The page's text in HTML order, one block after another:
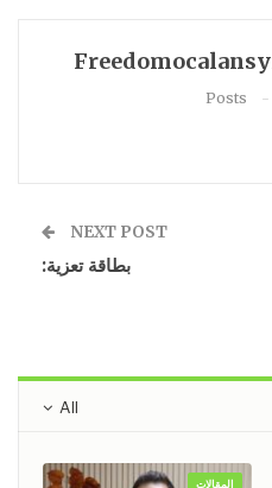
Posts
NEXT POST
بطاقة تعزية:
All
المقالات